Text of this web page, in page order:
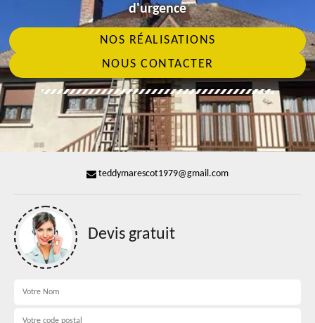
d'urgence
NOS RÉALISATIONS
NOUS CONTACTER
teddymarescot1979@gmail.com
Devis gratuit